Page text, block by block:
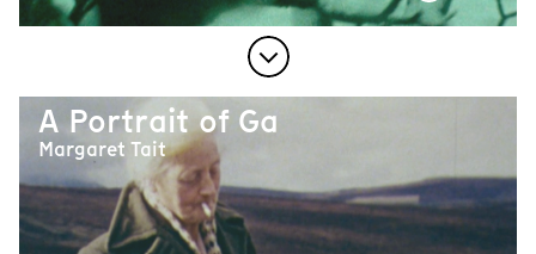
A Portrait of Ga
Margaret Tait